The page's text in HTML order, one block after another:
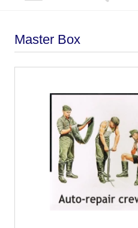
Master Box